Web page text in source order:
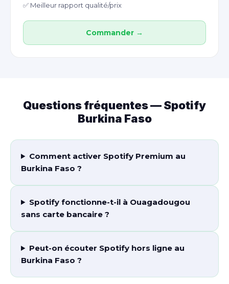
✅ Meilleur rapport qualité/prix
Commander →
Questions fréquentes — Spotify
Burkina Faso
Comment activer Spotify Premium au
Burkina Faso ?
Spotify fonctionne-t-il à Ouagadougou
sans carte bancaire ?
Peut-on écouter Spotify hors ligne au
Burkina Faso ?